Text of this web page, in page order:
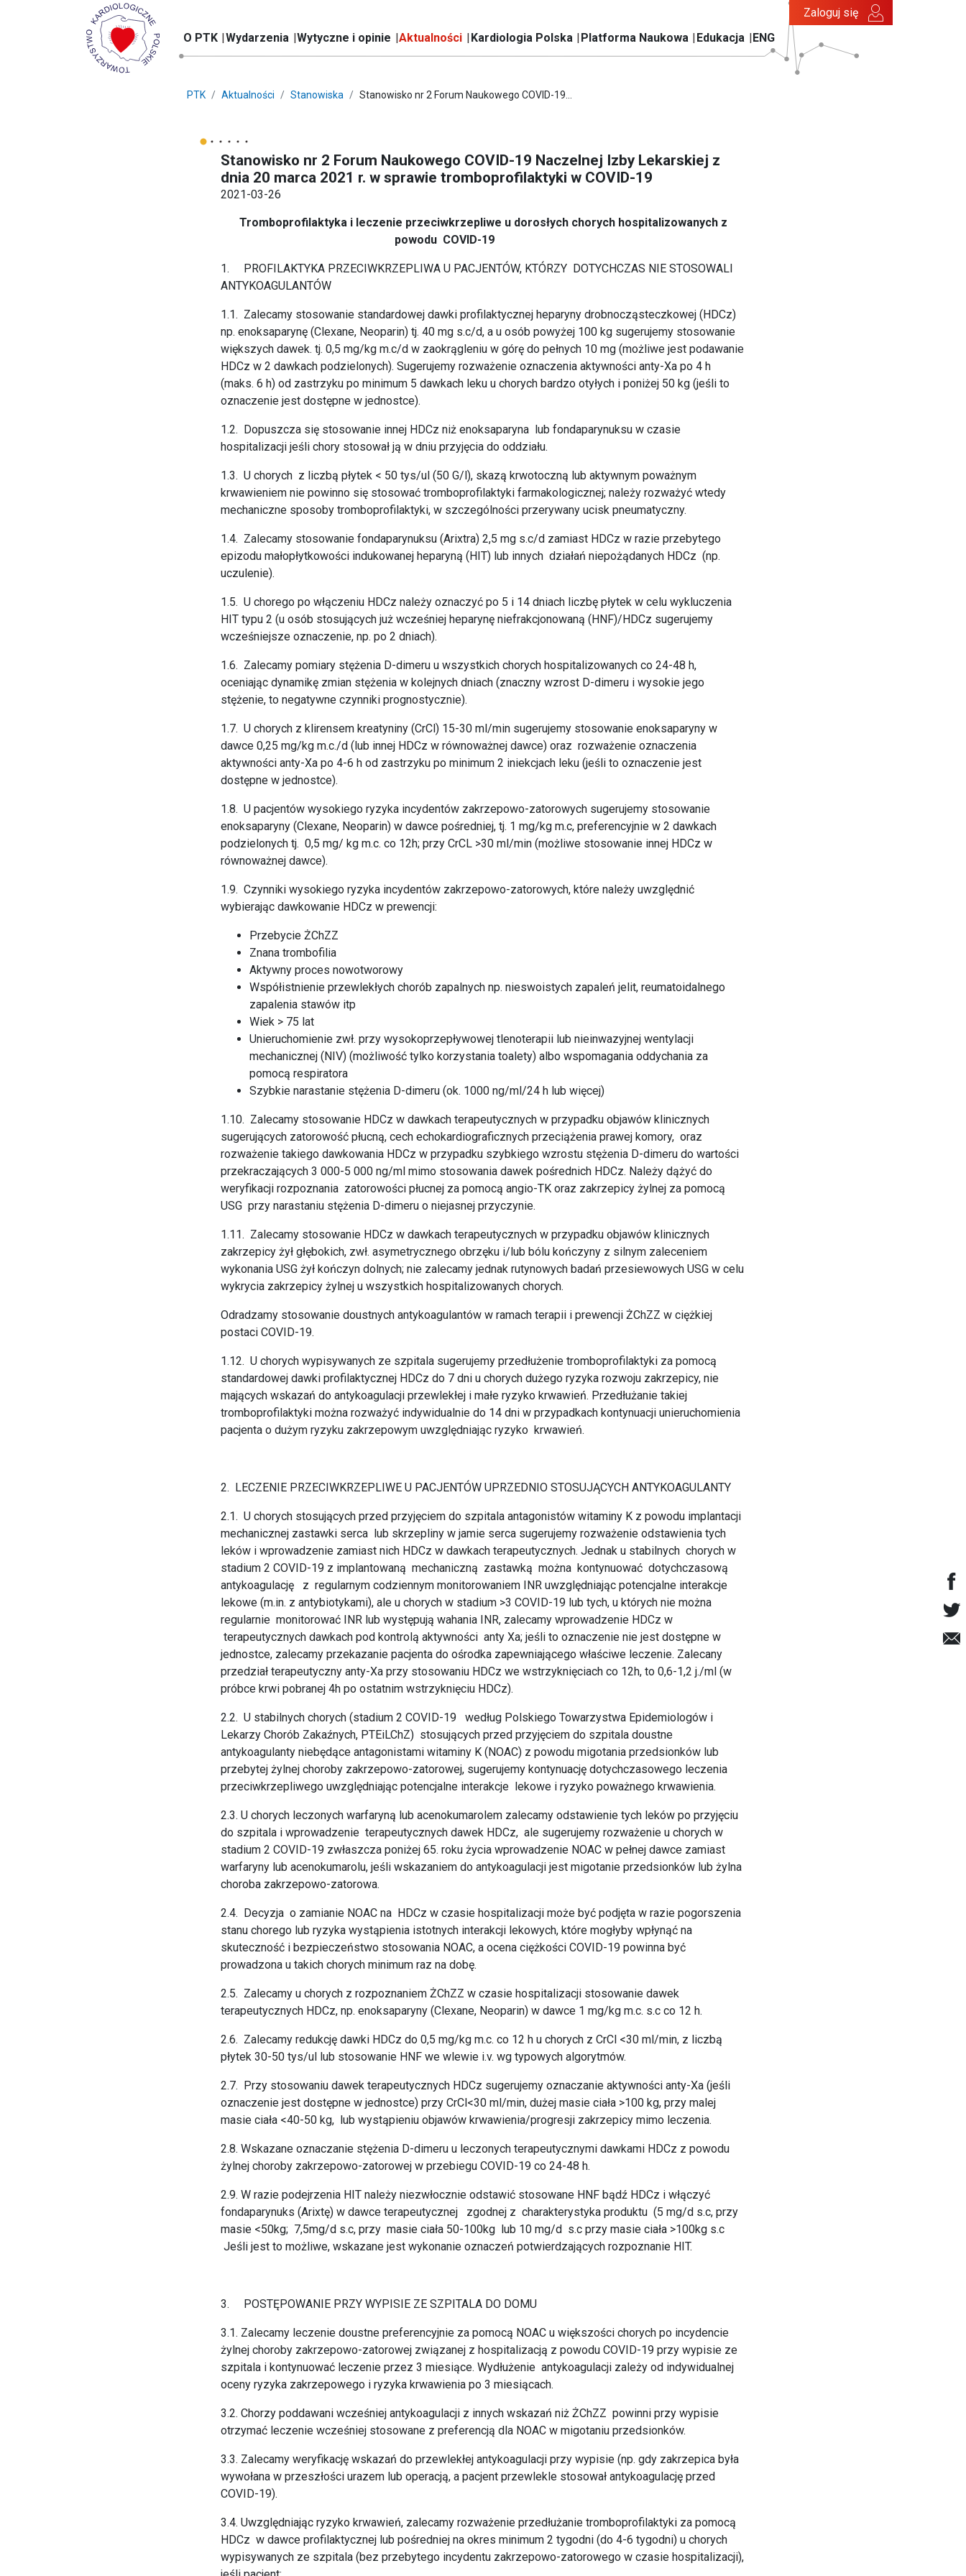
O PTK Wydarzenia Wytyczne i opinie Aktualności Kardiologia Polska Platforma Naukowa Edukacja ENG
Zaloguj się
PTK Aktualności Stanowiska Stanowisko nr 2 Forum Naukowego COVID-19...
Stanowisko nr 2 Forum Naukowego COVID-19 Naczelnej Izby Lekarskiej z
dnia 20 marca 2021 r. w sprawie tromboprofilaktyki w COVID-19
2021-03-26
Tromboprofilaktyka i leczenie przeciwkrzepliwe u dorosłych chorych hospitalizowanych z
powodu COVID-19
1. PROFILAKTYKA PRZECIWKRZEPLIWA U PACJENTÓW, KTÓRZY DOTYCHCZAS NIE STOSOWALI
ANTYKOAGULANTÓW
1.1. Zalecamy stosowanie standardowej dawki profilaktycznej heparyny drobnocząsteczkowej (HDCz)
np. enoksaparynę (Clexane, Neoparin) tj. 40 mg s.c/d, a u osób powyżej 100 kg sugerujemy stosowanie
większych dawek. tj. 0,5 mg/kg m.c/d w zaokrągleniu w górę do pełnych 10 mg (możliwe jest podawanie
HDCz w 2 dawkach podzielonych). Sugerujemy rozważenie oznaczenia aktywności anty-Xa po 4 h
(maks. 6 h) od zastrzyku po minimum 5 dawkach leku u chorych bardzo otyłych i poniżej 50 kg (jeśli to
oznaczenie jest dostępne w jednostce).
1.2. Dopuszcza się stosowanie innej HDCz niż enoksaparyna lub fondaparynuksu w czasie
hospitalizacji jeśli chory stosował ją w dniu przyjęcia do oddziału.
1.3. U chorych z liczbą płytek < 50 tys/ul (50 G/l), skazą krwotoczną lub aktywnym poważnym
krwawieniem nie powinno się stosować tromboprofilaktyki farmakologicznej; należy rozważyć wtedy
mechaniczne sposoby tromboprofilaktyki, w szczególności przerywany ucisk pneumatyczny.
1.4. Zalecamy stosowanie fondaparynuksu (Arixtra) 2,5 mg s.c/d zamiast HDCz w razie przebytego
epizodu małopłytkowości indukowanej heparyną (HIT) lub innych działań niepożądanych HDCz (np.
uczulenie).
1.5. U chorego po włączeniu HDCz należy oznaczyć po 5 i 14 dniach liczbę płytek w celu wykluczenia
HIT typu 2 (u osób stosujących już wcześniej heparynę niefrakcjonowaną (HNF)/HDCz sugerujemy
wcześniejsze oznaczenie, np. po 2 dniach).
1.6. Zalecamy pomiary stężenia D-dimeru u wszystkich chorych hospitalizowanych co 24-48 h,
oceniając dynamikę zmian stężenia w kolejnych dniach (znaczny wzrost D-dimeru i wysokie jego
stężenie, to negatywne czynniki prognostycznie).
1.7. U chorych z klirensem kreatyniny (CrCl) 15-30 ml/min sugerujemy stosowanie enoksaparyny w
dawce 0,25 mg/kg m.c./d (lub innej HDCz w równoważnej dawce) oraz rozważenie oznaczenia
aktywności anty-Xa po 4-6 h od zastrzyku po minimum 2 iniekcjach leku (jeśli to oznaczenie jest
dostępne w jednostce).
1.8. U pacjentów wysokiego ryzyka incydentów zakrzepowo-zatorowych sugerujemy stosowanie
enoksaparyny (Clexane, Neoparin) w dawce pośredniej, tj. 1 mg/kg m.c, preferencyjnie w 2 dawkach
podzielonych tj. 0,5 mg/ kg m.c. co 12h; przy CrCL >30 ml/min (możliwe stosowanie innej HDCz w
równoważnej dawce).
1.9. Czynniki wysokiego ryzyka incydentów zakrzepowo-zatorowych, które należy uwzględnić
wybierając dawkowanie HDCz w prewencji:
Przebycie ŻChZZ
Znana trombofilia
Aktywny proces nowotworowy
Współistnienie przewlekłych chorób zapalnych np. nieswoistych zapaleń jelit, reumatoidalnego
zapalenia stawów itp
Wiek > 75 lat
Unieruchomienie zwł. przy wysokoprzepływowej tlenoterapii lub nieinwazyjnej wentylacji
mechanicznej (NIV) (możliwość tylko korzystania toalety) albo wspomagania oddychania za
pomocą respiratora
Szybkie narastanie stężenia D-dimeru (ok. 1000 ng/ml/24 h lub więcej)
1.10. Zalecamy stosowanie HDCz w dawkach terapeutycznych w przypadku objawów klinicznych
sugerujących zatorowość płucną, cech echokardiograficznych przeciążenia prawej komory, oraz
rozważenie takiego dawkowania HDCz w przypadku szybkiego wzrostu stężenia D-dimeru do wartości
przekraczających 3 000-5 000 ng/ml mimo stosowania dawek pośrednich HDCz. Należy dążyć do
weryfikacji rozpoznania zatorowości płucnej za pomocą angio-TK oraz zakrzepicy żylnej za pomocą
USG przy narastaniu stężenia D-dimeru o niejasnej przyczynie.
1.11. Zalecamy stosowanie HDCz w dawkach terapeutycznych w przypadku objawów klinicznych
zakrzepicy żył głębokich, zwł. asymetrycznego obrzęku i/lub bólu kończyny z silnym zaleceniem
wykonania USG żył kończyn dolnych; nie zalecamy jednak rutynowych badań przesiewowych USG w celu
wykrycia zakrzepicy żylnej u wszystkich hospitalizowanych chorych.
Odradzamy stosowanie doustnych antykoagulantów w ramach terapii i prewencji ŻChZZ w ciężkiej
postaci COVID-19.
1.12. U chorych wypisywanych ze szpitala sugerujemy przedłużenie tromboprofilaktyki za pomocą
standardowej dawki profilaktycznej HDCz do 7 dni u chorych dużego ryzyka rozwoju zakrzepicy, nie
mających wskazań do antykoagulacji przewlekłej i małe ryzyko krwawień. Przedłużanie takiej
tromboprofilaktyki można rozważyć indywidualnie do 14 dni w przypadkach kontynuacji unieruchomienia
pacjenta o dużym ryzyku zakrzepowym uwzględniając ryzyko krwawień.
2. LECZENIE PRZECIWKRZEPLIWE U PACJENTÓW UPRZEDNIO STOSUJĄCYCH ANTYKOAGULANTY
2.1. U chorych stosujących przed przyjęciem do szpitala antagonistów witaminy K z powodu implantacji
mechanicznej zastawki serca lub skrzepliny w jamie serca sugerujemy rozważenie odstawienia tych
leków i wprowadzenie zamiast nich HDCz w dawkach terapeutycznych. Jednak u stabilnych chorych w
stadium 2 COVID-19 z implantowaną mechaniczną zastawką można kontynuować dotychczasową
antykoagulację z regularnym codziennym monitorowaniem INR uwzględniając potencjalne interakcje
lekowe (m.in. z antybiotykami), ale u chorych w stadium >3 COVID-19 lub tych, u których nie można
regularnie monitorować INR lub występują wahania INR, zalecamy wprowadzenie HDCz w
terapeutycznych dawkach pod kontrolą aktywności anty Xa; jeśli to oznaczenie nie jest dostępne w
jednostce, zalecamy przekazanie pacjenta do ośrodka zapewniającego właściwe leczenie. Zalecany
przedział terapeutyczny anty-Xa przy stosowaniu HDCz we wstrzyknięciach co 12h, to 0,6-1,2 j./ml (w
próbce krwi pobranej 4h po ostatnim wstrzyknięciu HDCz).
2.2. U stabilnych chorych (stadium 2 COVID-19 według Polskiego Towarzystwa Epidemiologów i
Lekarzy Chorób Zakaźnych, PTEiLChZ) stosujących przed przyjęciem do szpitala doustne
antykoagulanty niebędące antagonistami witaminy K (NOAC) z powodu migotania przedsionków lub
przebytej żylnej choroby zakrzepowo-zatorowej, sugerujemy kontynuację dotychczasowego leczenia
przeciwkrzepliwego uwzględniając potencjalne interakcje lekowe i ryzyko poważnego krwawienia.
2.3. U chorych leczonych warfaryną lub acenokumarolem zalecamy odstawienie tych leków po przyjęciu
do szpitala i wprowadzenie terapeutycznych dawek HDCz, ale sugerujemy rozważenie u chorych w
stadium 2 COVID-19 zwłaszcza poniżej 65. roku życia wprowadzenie NOAC w pełnej dawce zamiast
warfaryny lub acenokumarolu, jeśli wskazaniem do antykoagulacji jest migotanie przedsionków lub żylna
choroba zakrzepowo-zatorowa.
2.4. Decyzja o zamianie NOAC na HDCz w czasie hospitalizacji może być podjęta w razie pogorszenia
stanu chorego lub ryzyka wystąpienia istotnych interakcji lekowych, które mogłyby wpłynąć na
skuteczność i bezpieczeństwo stosowania NOAC, a ocena ciężkości COVID-19 powinna być
prowadzona u takich chorych minimum raz na dobę.
2.5. Zalecamy u chorych z rozpoznaniem ŻChZZ w czasie hospitalizacji stosowanie dawek
terapeutycznych HDCz, np. enoksaparyny (Clexane, Neoparin) w dawce 1 mg/kg m.c. s.c co 12 h.
2.6. Zalecamy redukcję dawki HDCz do 0,5 mg/kg m.c. co 12 h u chorych z CrCl <30 ml/min, z liczbą
płytek 30-50 tys/ul lub stosowanie HNF we wlewie i.v. wg typowych algorytmów.
2.7. Przy stosowaniu dawek terapeutycznych HDCz sugerujemy oznaczanie aktywności anty-Xa (jeśli
oznaczenie jest dostępne w jednostce) przy CrCl<30 ml/min, dużej masie ciała >100 kg, przy malej
masie ciała <40-50 kg, lub wystąpieniu objawów krwawienia/progresji zakrzepicy mimo leczenia.
2.8. Wskazane oznaczanie stężenia D-dimeru u leczonych terapeutycznymi dawkami HDCz z powodu
żylnej choroby zakrzepowo-zatorowej w przebiegu COVID-19 co 24-48 h.
2.9. W razie podejrzenia HIT należy niezwłocznie odstawić stosowane HNF bądź HDCz i włączyć
fondaparynuks (Arixtę) w dawce terapeutycznej zgodnej z charakterystyka produktu (5 mg/d s.c, przy
masie <50kg; 7,5mg/d s.c, przy masie ciała 50-100kg lub 10 mg/d s.c przy masie ciała >100kg s.c
Jeśli jest to możliwe, wskazane jest wykonanie oznaczeń potwierdzających rozpoznanie HIT.
3. POSTĘPOWANIE PRZY WYPISIE ZE SZPITALA DO DOMU
3.1. Zalecamy leczenie doustne preferencyjnie za pomocą NOAC u większości chorych po incydencie
żylnej choroby zakrzepowo-zatorowej związanej z hospitalizacją z powodu COVID-19 przy wypisie ze
szpitala i kontynuować leczenie przez 3 miesiące. Wydłużenie antykoagulacji zależy od indywidualnej
oceny ryzyka zakrzepowego i ryzyka krwawienia po 3 miesiącach.
3.2. Chorzy poddawani wcześniej antykoagulacji z innych wskazań niż ŻChZZ powinni przy wypisie
otrzymać leczenie wcześniej stosowane z preferencją dla NOAC w migotaniu przedsionków.
3.3. Zalecamy weryfikację wskazań do przewlekłej antykoagulacji przy wypisie (np. gdy zakrzepica była
wywołana w przeszłości urazem lub operacją, a pacjent przewlekle stosował antykoagulację przed
COVID-19).
3.4. Uwzględniając ryzyko krwawień, zalecamy rozważenie przedłużanie tromboprofilaktyki za pomocą
HDCz w dawce profilaktycznej lub pośredniej na okres minimum 2 tygodni (do 4-6 tygodni) u chorych
wypisywanych ze szpitala (bez przebytego incydentu zakrzepowo-zatorowego w czasie hospitalizacji),